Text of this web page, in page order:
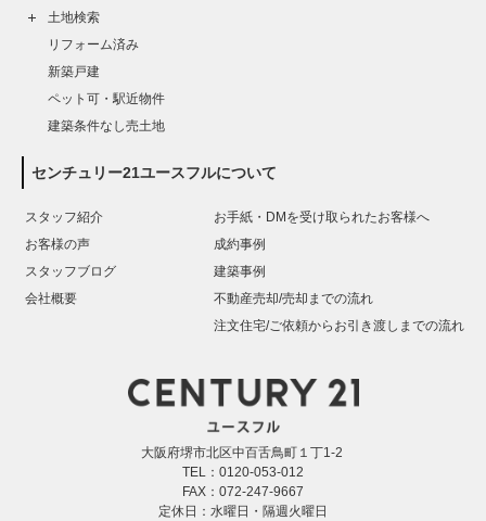
土地検索
リフォーム済み
新築戸建
ペット可・駅近物件
建築条件なし売土地
センチュリー21ユースフルについて
スタッフ紹介
お客様の声
スタッフブログ
会社概要
お手紙・DMを受け取られたお客様へ
成約事例
建築事例
不動産売却/売却までの流れ
注文住宅/ご依頼からお引き渡しまでの流れ
大阪府堺市北区中百舌鳥町１丁1-2
TEL：0120-053-012
FAX：072-247-9667
定休日：水曜日・隔週火曜日